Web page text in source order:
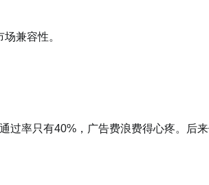
兼容性。
过率只有40%，广告费浪费得心疼。后